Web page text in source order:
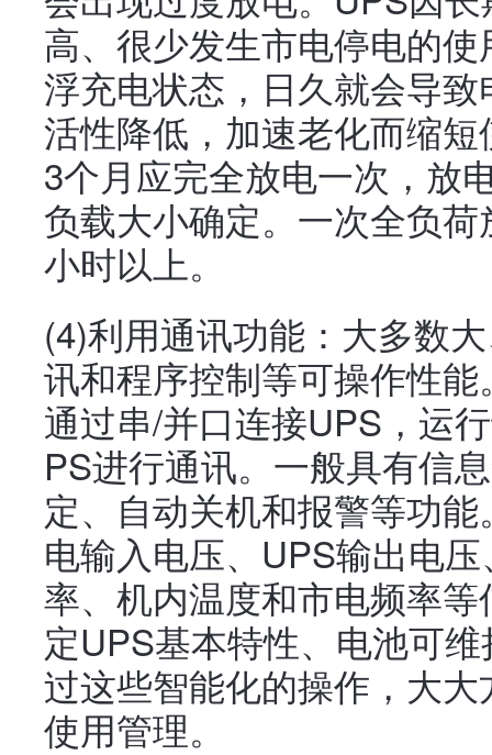
高、很少发生市电停电的
浮充电状态，日久就会导
活性降低，加速老化而缩
3个月应完全放电一次，放
负载大小确定。一次全负
小时以上。
(4)利用通讯功能：大多数
讯和程序控制等可操作性
通过串/并口连接UPS，运
PS进行通讯。一般具有信
定、自动关机和报警等功
电输入电压、UPS输出电
率、机内温度和市电频率
定UPS基本特性、电池可
过这些智能化的操作，大
使用管理。